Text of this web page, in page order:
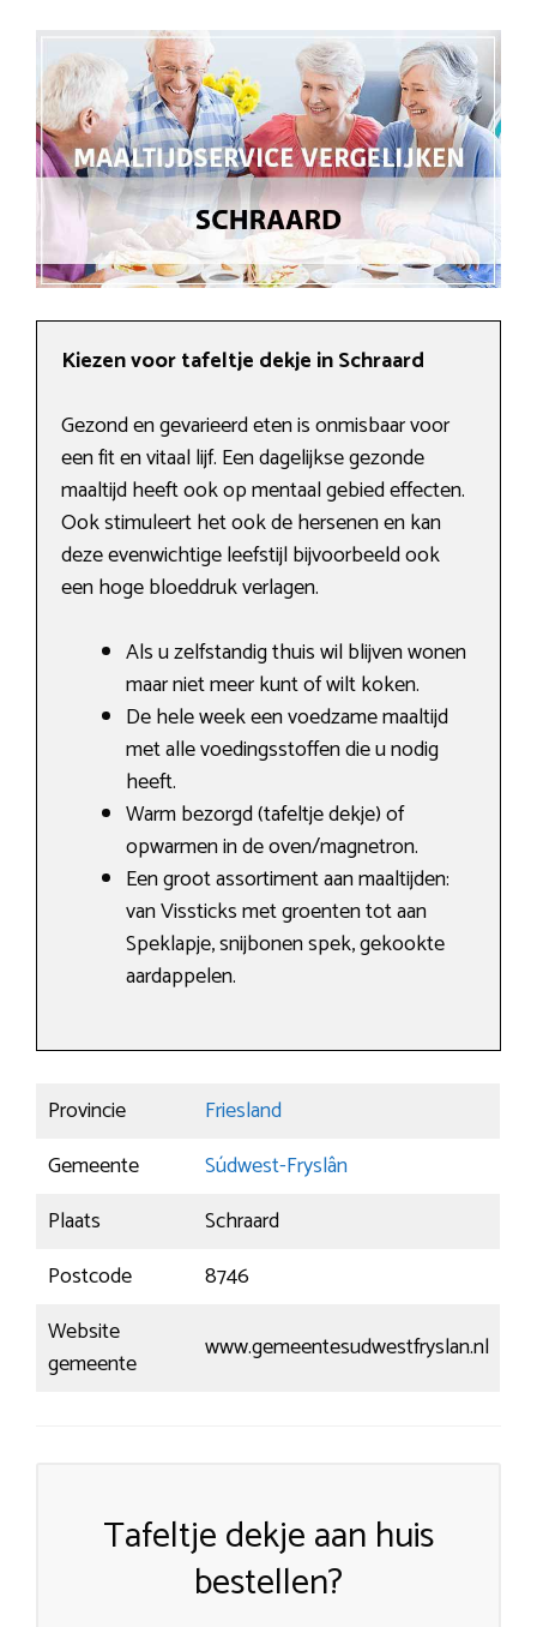
Kiezen voor tafeltje dekje in Schraard
Gezond en gevarieerd eten is onmisbaar voor
een fit en vitaal lijf. Een dagelijkse gezonde
maaltijd heeft ook op mentaal gebied effecten.
Ook stimuleert het ook de hersenen en kan
deze evenwichtige leefstijl bijvoorbeeld ook
een hoge bloeddruk verlagen.
Als u zelfstandig thuis wil blijven wonen
maar niet meer kunt of wilt koken.
De hele week een voedzame maaltijd
met alle voedingsstoffen die u nodig
heeft.
Warm bezorgd (tafeltje dekje) of
opwarmen in de oven/magnetron.
Een groot assortiment aan maaltijden:
van Vissticks met groenten tot aan
Speklapje, snijbonen spek, gekookte
aardappelen.
Provincie
Friesland
Gemeente
Súdwest-Fryslân
Plaats
Schraard
Postcode
8746
Website
gemeente
www.gemeentesudwestfryslan.nl
Tafeltje dekje aan huis
bestellen?